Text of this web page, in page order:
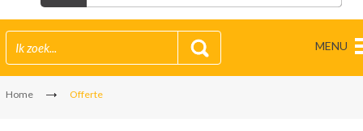
MENU
Home Offerte